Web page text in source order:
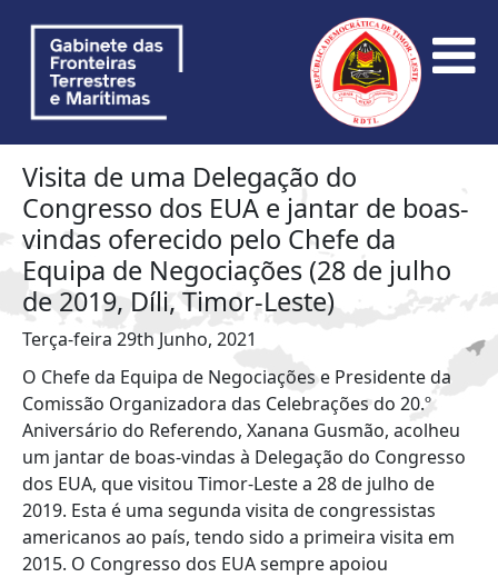
Visita de uma Delegação do
Congresso dos EUA e jantar de boas-
vindas oferecido pelo Chefe da
Equipa de Negociações (28 de julho
de 2019, Díli, Timor-Leste)
Terça-feira 29th Junho, 2021
O Chefe da Equipa de Negociações e Presidente da
Comissão Organizadora das Celebrações do 20.º
Aniversário do Referendo, Xanana Gusmão, acolheu
um jantar de boas-vindas à Delegação do Congresso
dos EUA, que visitou Timor-Leste a 28 de julho de
2019. Esta é uma segunda visita de congressistas
americanos ao país, tendo sido a primeira visita em
2015. O Congresso dos EUA sempre apoiou